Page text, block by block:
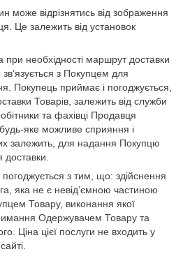
може відрізнятись від зображення
Це залежить від установок
при необхідності маршрут доставки
з Покупцем для
Покупець приймає і погоджується,
Товарів, залежить від служби
та фахівці Продавця
яке можливе сприяння і
залежить, для надання Покупцю
доставки.
погоджується з тим, що: здійснення
яка не є невід’ємною частиною
Товару, виконання якої
Одержувачем Товару та
Ціна цієї послуги не входить у